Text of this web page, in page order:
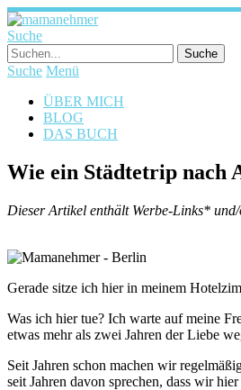
Suche
Suche Menü
ÜBER MICH
BLOG
DAS BUCH
Wie ein Städtetrip nach
Dieser Artikel enthält Werbe-Links*
Gerade sitze ich hier in meinem
Was ich hier tue? Ich warte auf meine
etwas mehr als zwei Jahren der Liebe
Seit Jahren schon machen wir
seit Jahren davon sprechen, dass wir